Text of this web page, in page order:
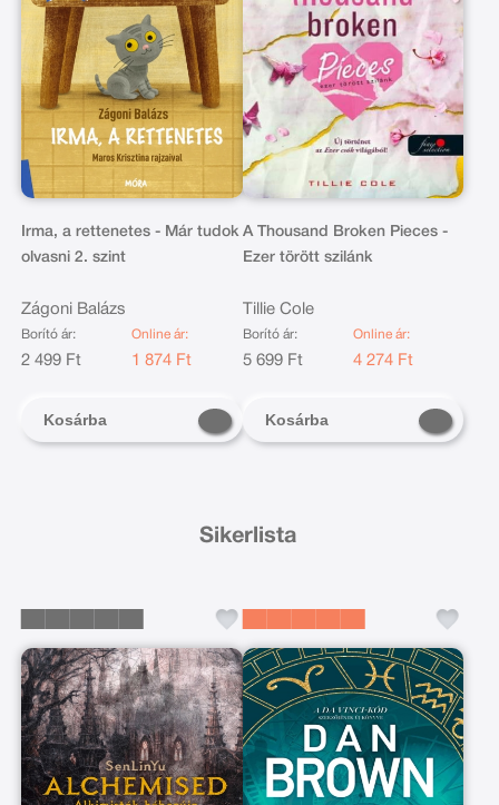
Irma, a rettenetes - Már tudok
olvasni 2. szint
Zágoni Balázs
Borító ár:
2 499 Ft
Online ár:
1 874 Ft
Kosárba
A Thousand Broken Pieces -
Ezer törött szilánk
Tillie Cole
Borító ár:
5 699 Ft
Online ár:
4 274 Ft
Kosárba
Sikerlista